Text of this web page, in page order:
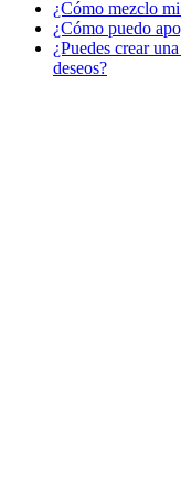
Libros para colorear para
Nezaradené
¿Cómo mezclo
¿Cómo puedo
¿Puedes crear
deseos?